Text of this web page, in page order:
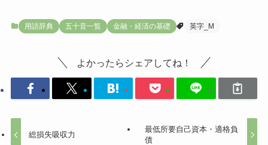
用語辞典 五十音一覧 金融・経済の基礎 英字_M
よかったらシェアしてね！
総損失吸収力
最低所要自己資本・適格負
債